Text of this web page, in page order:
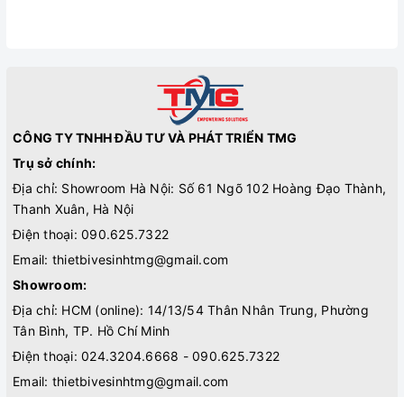
CÔNG TY TNHH ĐẦU TƯ VÀ PHÁT TRIỂN TMG
Trụ sở chính:
Địa chỉ: Showroom Hà Nội: Số 61 Ngõ 102 Hoàng Đạo Thành,
Thanh Xuân, Hà Nội
Điện thoại: 090.625.7322
Email: thietbivesinhtmg@gmail.com
Showroom:
Địa chỉ: HCM (online): 14/13/54 Thân Nhân Trung, Phường
Tân Bình, TP. Hồ Chí Minh
Điện thoại: 024.3204.6668 - 090.625.7322
Email: thietbivesinhtmg@gmail.com